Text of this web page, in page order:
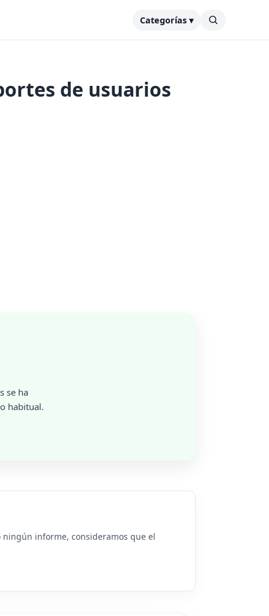
Categorías ▾
de usuarios
se ha
habitual.
ningún informe, consideramos que el